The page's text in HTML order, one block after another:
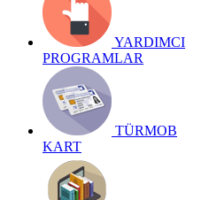
YARDIMCI
PROGRAMLAR
TÜRMOB
KART